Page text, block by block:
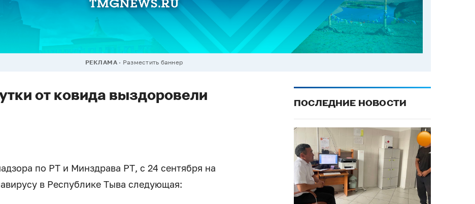
РЕКЛАМА Разместить баннер
от ковида выздоровели
по РТ и Минздрава РТ, с 24 сентября на
в Республике Тыва следующая:
ПОСЛЕДНИЕ НОВОСТИ